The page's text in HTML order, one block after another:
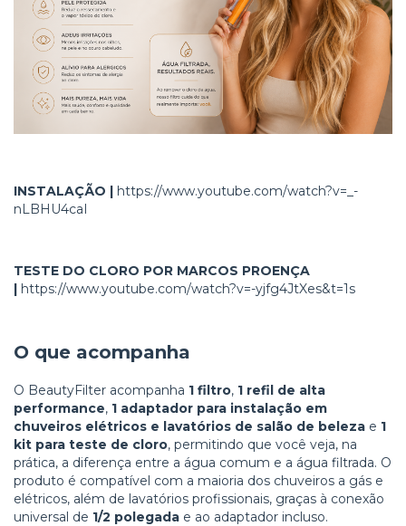
INSTALAÇÃO | https://www.youtube.com/watch?v=_-
nLBHU4caI
TESTE DO CLORO POR MARCOS PROENÇA
| https://www.youtube.com/watch?v=-yjfg4JtXes&t=1s
O que acompanha
O BeautyFilter acompanha 1 filtro, 1 refil de alta
performance, 1 adaptador para instalação em
chuveiros elétricos e lavatórios de salão de beleza e 1
kit para teste de cloro, permitindo que você veja, na
prática, a diferença entre a água comum e a água filtrada. O
produto é compatível com a maioria dos chuveiros a gás e
elétricos, além de lavatórios profissionais, graças à conexão
universal de 1/2 polegada e ao adaptador incluso.